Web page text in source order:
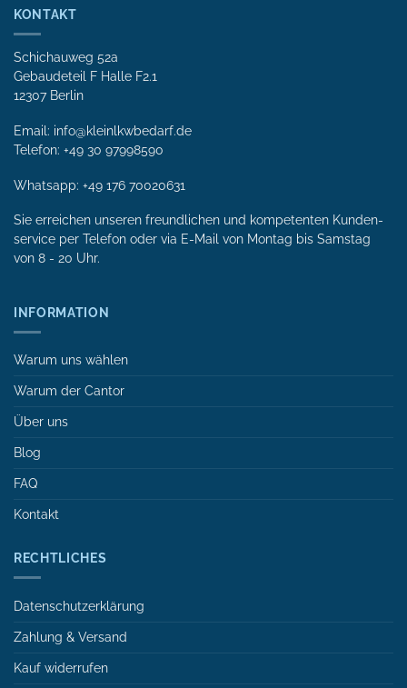
KONTAKT
Schichauweg 52a
Gebaudeteil F Halle F2.1
12307 Berlin
Email: info@kleinlkwbedarf.de
Telefon: +49 30 97998590
Whatsapp: +49 176 70020631
Sie erreichen unseren freundlichen und kompetenten Kunden­
service per Tele­fon oder via E-Mail von Mon­tag bis Samstag
von 8 - 20 Uhr.
INFORMATION
Warum uns wählen
Warum der Cantor
Über uns
Blog
FAQ
Kontakt
RECHTLICHES
Datenschutzerklärung
Zahlung & Versand
Kauf widerrufen